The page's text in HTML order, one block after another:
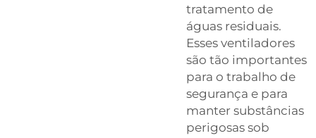
tratamento de
águas residuais.
Esses ventiladores
são tão importantes
para o trabalho de
segurança e para
manter substâncias
perigosas sob